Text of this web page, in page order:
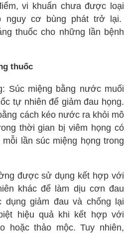
vi khuẩn chưa được loại
nguy cơ bùng phát trở lại.
thuốc cho những lần bệnh
thuốc
Súc miệng bằng nước muối
tự nhiên để giảm đau họng.
cách kéo nước ra khỏi mô
thời gian bị viêm họng có
lần súc miệng họng trong
được sử dụng kết hợp với
khác để làm dịu cơn đau
dụng giảm đau và chống lại
hiệu quả khi kết hợp với
hoặc thảo mộc. Tuy nhiên,